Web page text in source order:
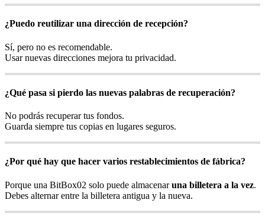
¿Puedo reutilizar una dirección de recepción?
Sí, pero no es recomendable.
Usar nuevas direcciones mejora tu privacidad.
¿Qué pasa si pierdo las nuevas palabras de recuperación?
No podrás recuperar tus fondos.
Guarda siempre tus copias en lugares seguros.
¿Por qué hay que hacer varios restablecimientos de fábrica?
Porque una BitBox02 solo puede almacenaruna billetera a la vez.
Debes alternar entre la billetera antigua y la nueva.